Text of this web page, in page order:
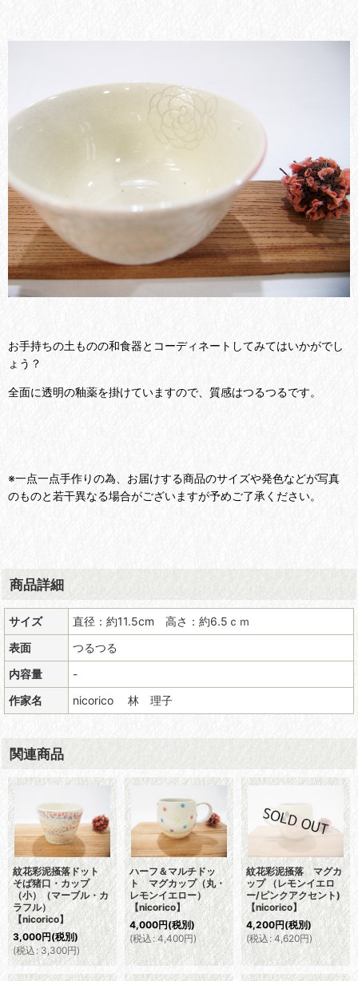
お手持ちの土ものの和食器とコーディネートしてみてはいかがでし
ょう？
全面に透明の釉薬を掛けていますので、質感はつるつるです。
※一点一点手作りの為、お届けする商品のサイズや発色などが写真
のものと若干異なる場合がございますが予めご了承ください。
商品詳細
サイズ
直径：約11.5cm 高さ：約6.5ｃｍ
表面
つるつる
内容量
-
作家名
nicorico 林 理子
関連商品
紋花彩泥掻落ドット
そば猪口・カップ
（小）（マーブル・カ
ラフル）
【nicorico】
3,000円(税別)
(税込 : 3,300円)
ハーフ＆マルチドッ
ト マグカップ（丸・
レモンイエロー）
【nicorico】
4,000円(税別)
(税込: 4,400円)
紋花彩泥掻落 マグカ
ップ （レモンイエロ
ー/ピンクアクセント)
【nicorico】
4,200円(税別)
(税込 : 4,620円)